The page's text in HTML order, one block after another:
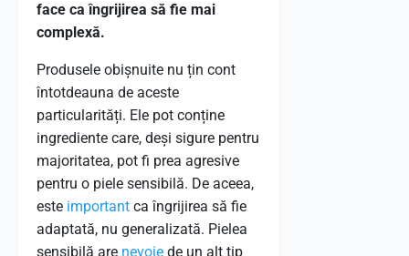
face ca îngrijirea să fie mai
complexă.
Produsele obișnuite nu țin cont
întotdeauna de aceste
particularități. Ele pot conține
ingrediente care, deși sigure pentru
majoritatea, pot fi prea agresive
pentru o piele sensibilă. De aceea,
este important ca îngrijirea să fie
adaptată, nu generalizată. Pielea
sensibilă are nevoie de un alt tip